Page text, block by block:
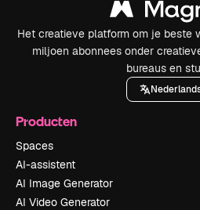
Het creatieve platform om je beste
miljoen abonnees onder
bureaus en
Producten
Spaces
AI-assistent
AI Image Generator
AI Video Generator